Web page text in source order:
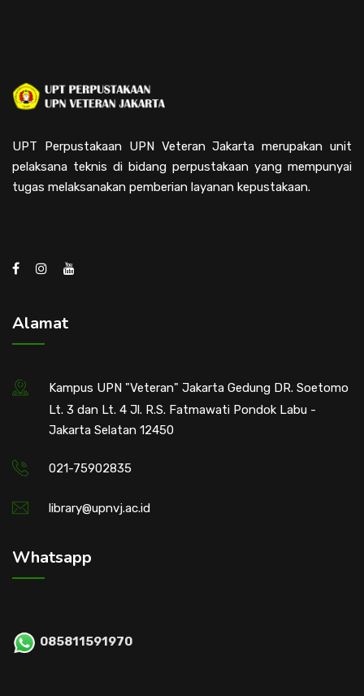
UPT Perpustakaan UPN Veteran Jakarta merupakan unit
pelaksana teknis di bidang perpustakaan yang mempunyai
tugas melaksanakan pemberian layanan kepustakaan.
Alamat
Kampus UPN "Veteran" Jakarta Gedung DR. Soetomo
Lt. 3 dan Lt. 4 Jl. R.S. Fatmawati Pondok Labu -
Jakarta Selatan 12450
021-75902835
library@upnvj.ac.id
Whatsapp
085811591970